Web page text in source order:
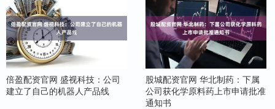
倍盈配资官网 盛视科技：公司
建立了自己的机器人产品线
股城配资官网 华北制药：下属
公司获化学原料药上市申请批准
通知书